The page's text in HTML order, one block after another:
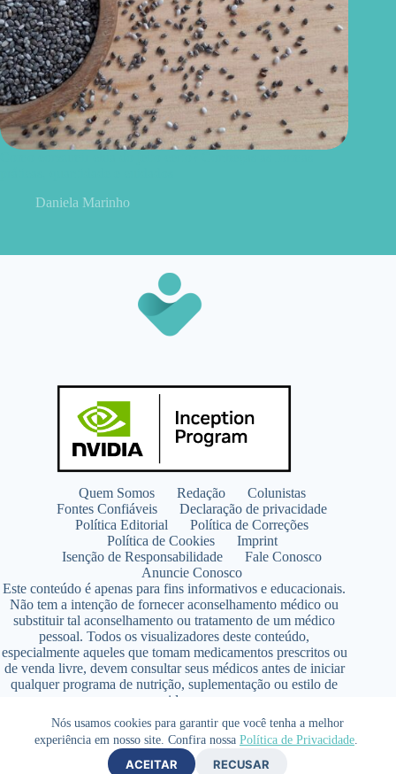
Nós usamos cookies para garantir que você tenha a melhor
experiência em nosso site. Confira nossa Política de Privacidade.
ACEITAR RECUSAR
Daniela Marinho
Quem Somos Redação
Colunistas
Fontes Confiáveis
Declaração de privacidade
Política Editorial
Política de Correções
Política de Cookies
Imprint
Isenção de Responsabilidade
Fale Conosco
Anuncie Conosco
Este conteúdo é apenas para fins informativos e educacionais.
Não tem a intenção de fornecer aconselhamento médico ou
substituir tal aconselhamento ou tratamento de um médico
pessoal. Todos os visualizadores deste conteúdo,
especialmente aqueles que tomam medicamentos prescritos ou
de venda livre, devem consultar seus médicos antes de iniciar
qualquer programa de nutrição, suplementação ou estilo de
vida.
Copyright © 2026 - SaúdeLAB.com pertence ao grupo
VKCF Soluções Digitais Ltda - CNPJ n° 43.726.917/0001-80
- Contato +55 (65) 99813- 4203 - Responsável Técnica:
Farmacêutica Elizandra Civalsci Costa - CRF MT n° 3490